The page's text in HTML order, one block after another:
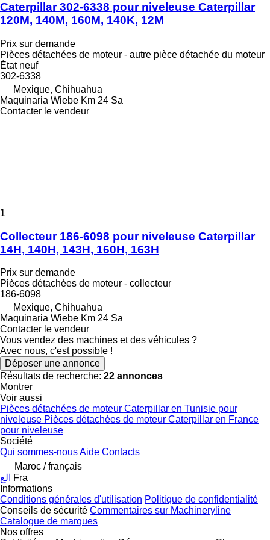
Caterpillar 302-6338 pour niveleuse Caterpillar
120M, 140M, 160M, 140K, 12M
Prix sur demande
Pièces détachées de moteur - autre pièce détachée du moteur
Étatneuf
302-6338
Mexique, Chihuahua
Maquinaria Wiebe Km 24 Sa
Contacter le vendeur
1
Collecteur 186-6098 pour niveleuse Caterpillar
14H, 140H, 143H, 160H, 163H
Prix sur demande
Pièces détachées de moteur - collecteur
186-6098
Mexique, Chihuahua
Maquinaria Wiebe Km 24 Sa
Contacter le vendeur
Vous vendez des machines et des véhicules ?
Avec nous, c'est possible !
Déposer une annonce
Résultats de recherche: 22 annonces
Montrer
Voir aussi
Pièces détachées de moteur Caterpillar en Tunisie pour
niveleuse Pièces détachées de moteur Caterpillar en France
pour niveleuse
Société
Qui sommes-nousAide Contacts
Maroc / français
Fra
Informations
Conditions générales d'utilisation Politique de confidentialité
Conseils de sécurité Commentaires sur Machineryline
Catalogue de marques
Nos offres